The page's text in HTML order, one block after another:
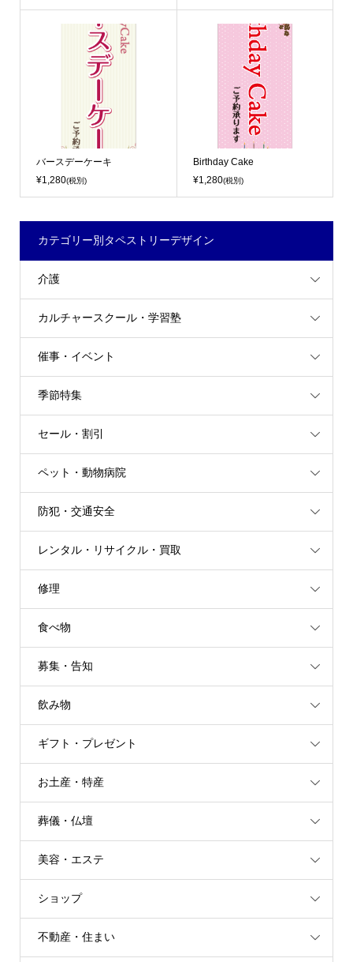
バースデーケーキ
¥1,280(税別)
Birthday Cake
¥1,280(税別)
カテゴリー別タペストリーデザイン
介護
カルチャースクール・学習塾
催事・イベント
季節特集
セール・割引
ペット・動物病院
防犯・交通安全
レンタル・リサイクル・買取
修理
食べ物
募集・告知
飲み物
ギフト・プレゼント
お土産・特産
葬儀・仏壇
美容・エステ
ショップ
不動産・住まい